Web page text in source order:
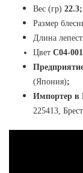
Вес (гр) 22.3;
Размер
Длина
Цвет C04-001
(Япония);
Импортер в
225413,